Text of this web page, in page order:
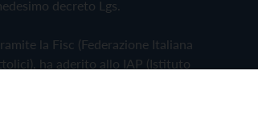
decreto Lgs.
la Fisc (Federazione Italiana
ha aderito allo IAP (Istituto